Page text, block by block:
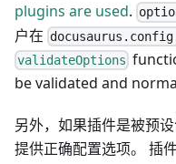
plugins are used.
户在
validateOptions
be validated and
另外，如果插件是被预
提供正确配置选项。 插